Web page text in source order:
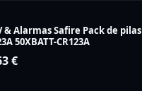
& Alarmas Safire Pack de pilas
50XBATT-CR123A
€